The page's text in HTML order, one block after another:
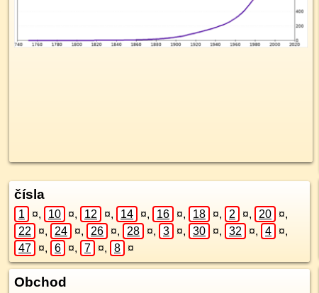
čísla
1 ¤, 10 ¤, 12 ¤, 14 ¤, 16 ¤, 18 ¤, 2 ¤, 20 ¤,
22
¤, 24 ¤, 26 ¤, 28 ¤, 3 ¤, 30 ¤, 32 ¤, 4 ¤,
47
¤, 6 ¤, 7 ¤, 8 ¤
Obchod